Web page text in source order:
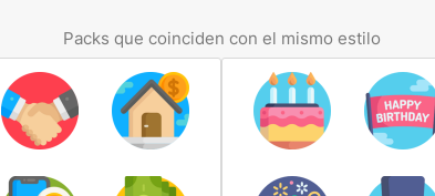
Packs que coinciden con el mismo estilo